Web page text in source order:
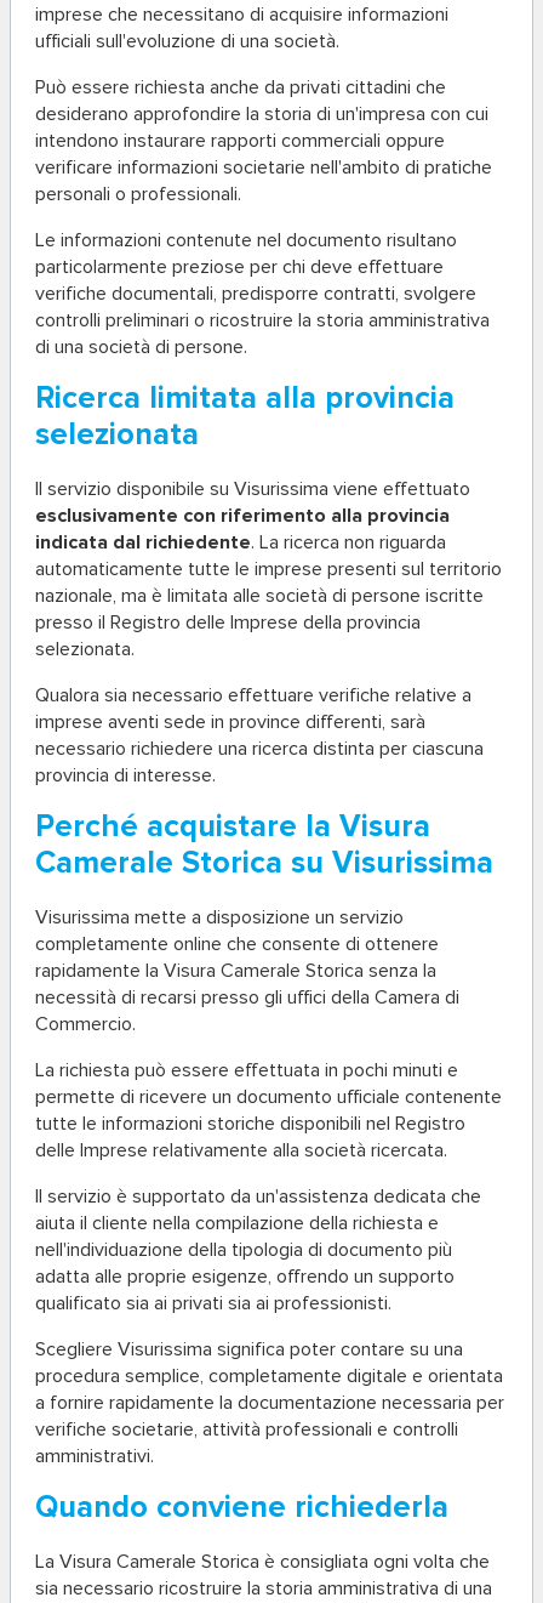
imprese che necessitano di acquisire informazioni
ufficiali sull'evoluzione di una società.
Può essere richiesta anche da privati cittadini che
desiderano approfondire la storia di un'impresa con cui
intendono instaurare rapporti commerciali oppure
verificare informazioni societarie nell'ambito di pratiche
personali o professionali.
Le informazioni contenute nel documento risultano
particolarmente preziose per chi deve effettuare
verifiche documentali, predisporre contratti, svolgere
controlli preliminari o ricostruire la storia amministrativa
di una società di persone.
Ricerca limitata alla provincia
selezionata
Il servizio disponibile su Visurissima viene effettuato
esclusivamente con riferimento alla provincia
indicata dal richiedente. La ricerca non riguarda
automaticamente tutte le imprese presenti sul territorio
nazionale, ma è limitata alle società di persone iscritte
presso il Registro delle Imprese della provincia
selezionata.
Qualora sia necessario effettuare verifiche relative a
imprese aventi sede in province differenti, sarà
necessario richiedere una ricerca distinta per ciascuna
provincia di interesse.
Perché acquistare la Visura
Camerale Storica su Visurissima
Visurissima mette a disposizione un servizio
completamente online che consente di ottenere
rapidamente la Visura Camerale Storica senza la
necessità di recarsi presso gli uffici della Camera di
Commercio.
La richiesta può essere effettuata in pochi minuti e
permette di ricevere un documento ufficiale contenente
tutte le informazioni storiche disponibili nel Registro
delle Imprese relativamente alla società ricercata.
Il servizio è supportato da un'assistenza dedicata che
aiuta il cliente nella compilazione della richiesta e
nell'individuazione della tipologia di documento più
adatta alle proprie esigenze, offrendo un supporto
qualificato sia ai privati sia ai professionisti.
Scegliere Visurissima significa poter contare su una
procedura semplice, completamente digitale e orientata
a fornire rapidamente la documentazione necessaria per
verifiche societarie, attività professionali e controlli
amministrativi.
Quando conviene richiederla
La Visura Camerale Storica è consigliata ogni volta che
sia necessario ricostruire la storia amministrativa di una